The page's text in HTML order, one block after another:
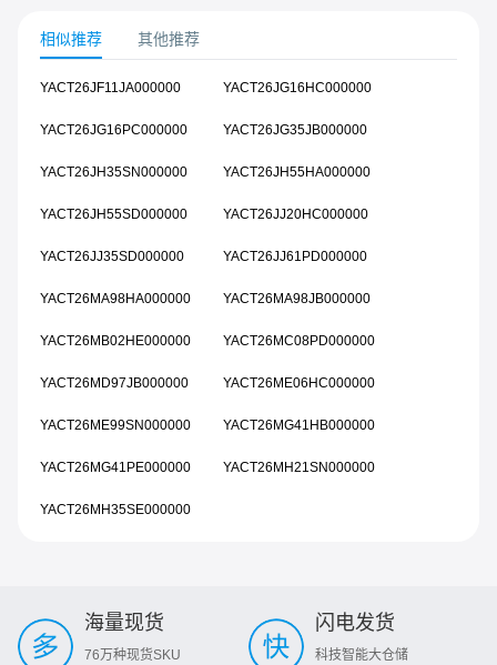
相似推荐 其他推荐
YACT26JF11JA000000 YACT26JG16HC000000
YACT26JG16PC000000 YACT26JG35JB000000
YACT26JH35SN000000 YACT26JH55HA000000
YACT26JH55SD000000 YACT26JJ20HC000000
YACT26JJ35SD000000 YACT26JJ61PD000000
YACT26MA98HA000000 YACT26MA98JB000000
YACT26MB02HE000000 YACT26MC08PD000000
YACT26MD97JB000000 YACT26ME06HC000000
YACT26ME99SN000000 YACT26MG41HB000000
YACT26MG41PE000000 YACT26MH21SN000000
YACT26MH35SE000000
海量现货
76万种现货SKU
闪电发货
科技智能大仓储